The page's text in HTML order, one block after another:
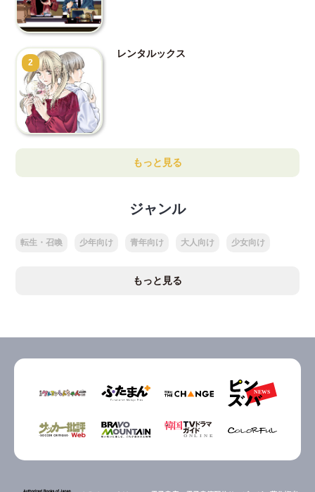
2
レンタルックス
もっと見る
ジャンル
転生・召喚 少年向け 青年向け 大人向け 少女向け
もっと見る